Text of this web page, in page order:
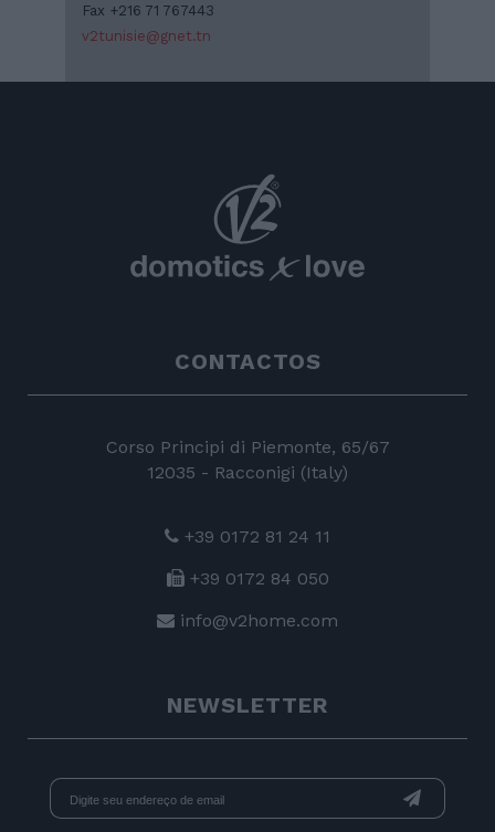
Fax +216 71 767443
v2tunisie@gnet.tn
CONTACTOS
Corso Principi di Piemonte, 65/67
12035 - Racconigi (Italy)
+39 0172 81 24 11
+39 0172 84 050
info@v2home.com
NEWSLETTER